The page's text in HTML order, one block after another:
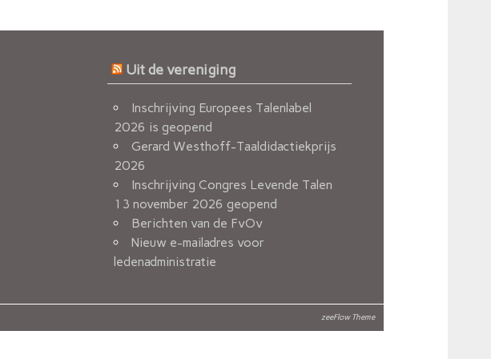
Uit de vereniging
Inschrijving Europees Talenlabel
2026 is geopend
Gerard Westhoff-Taaldidactiekprijs
2026
Inschrijving Congres Levende Talen
13 november 2026 geopend
Berichten van de FvOv
Nieuw e-mailadres voor
ledenadministratie
zeeFlow Theme